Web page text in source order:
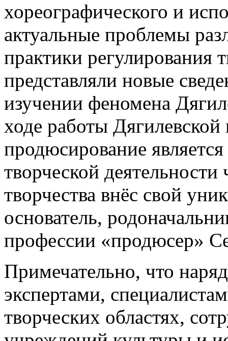
хореографического и
актуальные проблемы
практики регулирования
представляли новые
изучении феномена
ходе работы
продюсирование
творческой
творчества внёс свой
основатель,
профессии «продюсер»
Примечательно, что
экспертами,
творческих областях,